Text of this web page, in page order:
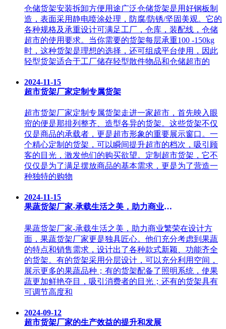
仓储货架安装拆卸方便用途广泛仓储货架是用好钢板制
造，表面采用静电喷涂处理，防腐/防锈/坚固美观。它的
各种规格及承重设计可满足工厂，仓库，装配线，仓储
超市的使用要求。当你需要的货架每层承重100 -150kg
时，这种货架是理想的选择，还可组成平台使用，因此
轻型货架适合于工厂储存轻型散件物品和仓储超市的
2024-11-15
超市货架厂家定制专属货架
超市货架厂家定制专属货架走进一家超市，首先映入眼
帘的便是那排列整齐、造型各异的货架。这些货架不仅
仅是商品的承载者，更是超市形象的重要展示窗口。一
个精心定制的货架，可以瞬间提升超市的档次，吸引顾
客的目光，激发他们的购买欲望。定制超市货架，它不
仅仅是为了满足摆放商品的基本需求，更是为了营造一
种独特的购物
2024-11-15
果蔬货架厂家-承载生活之美，助力商业繁荣
果蔬货架厂家-承载生活之美，助力商业繁荣在设计方
面，果蔬货架厂家更是独具匠心。他们充分考虑到果蔬
的特点和销售需求，设计出了各种款式新颖、功能齐全
的货架。有的货架采用分层设计，可以充分利用空间，
展示更多的果蔬品种；有的货架配备了照明系统，使果
蔬更加鲜艳夺目，吸引消费者的目光；还有的货架具有
可调节高度和
2024-09-12
超市货架厂家的生产效益的提升和发展